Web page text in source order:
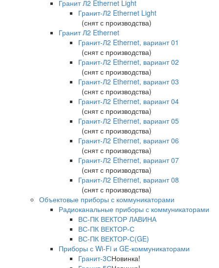
Гранит Л2 Ethernet Light
Гранит-Л2 Ethernet Light
(снят с производства)
Гранит Л2 Ethernet
Гранит-Л2 Ethernet, вариант 01
(снят с производства)
Гранит-Л2 Ethernet, вариант 02
(снят с производства)
Гранит-Л2 Ethernet, вариант 03
(снят с производства)
Гранит-Л2 Ethernet, вариант 04
(снят с производства)
Гранит-Л2 Ethernet, вариант 05
(снят с производства)
Гранит-Л2 Ethernet, вариант 06
(снят с производства)
Гранит-Л2 Ethernet, вариант 07
(снят с производства)
Гранит-Л2 Ethernet, вариант 08
(снят с производства)
Объектовые приборы с коммуникаторами
Радиоканальные приборы с коммуникаторами
ВС-ПК ВЕКТОР ЛАВИНА
ВС-ПК ВЕКТОР-С
ВС-ПК ВЕКТОР-С(GE)
Приборы с Wi-Fi и GE-коммуникаторами
Гранит-3СНовинка!